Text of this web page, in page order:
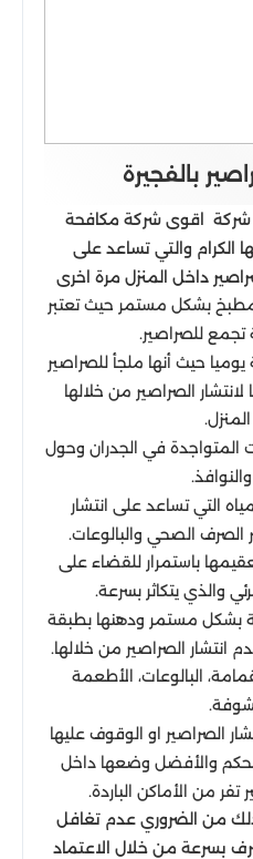
بالفجيرة
شركة اقوى شركة مكافحة
الكرام والتي تساعد على
داخل المنزل مرة اخرى
بشكل مستمر حيث تعتبر
للصراصير.
حيث أنها ملجأ للصراصير
الصراصير من خلالها
المتواجدة في الجدران وحول
التي تساعد على انتشار
الصرف الصحي والبالوعات.
باستمرار للقضاء على
والذي يتكاثر بسرعة.
بشكل مستمر ودهنها بطبقة
انتشار الصراصير من خلالها.
البالوعات، الأطعمة
الصراصير او الوقوف عليها
والأفضل وضعها داخل
تفر من الأماكن الباردة.
من الضروري عدم تغافل
بسرعة من خلال الاعتماد